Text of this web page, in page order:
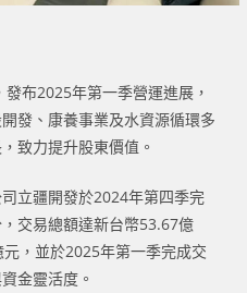
布2025年第一季營運進展，
發、康養事業及水資源循環多
致力提升股東價值。
立疆開發於2024年第四季完
交易總額達新台幣53.67億
，並於2025年第一季完成交
金靈活度。